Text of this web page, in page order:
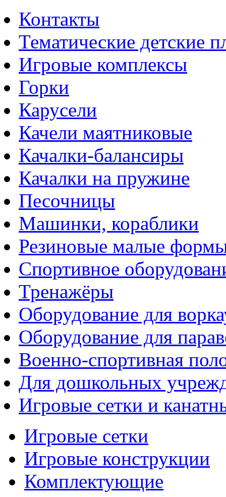
Контакты
Тематические детские
Игровые комплексы
Горки
Карусели
Качели маятниковые
Качалки-балансиры
Качалки на пружине
Песочницы
Машинки, кораблики
Резиновые малые
Спортивное
Тренажёры
Оборудование для
Оборудование для
Военно-спортивная
Для дошкольных
Игровые сетки и
Игровые сетки
Игровые конструкции
Комплектующие